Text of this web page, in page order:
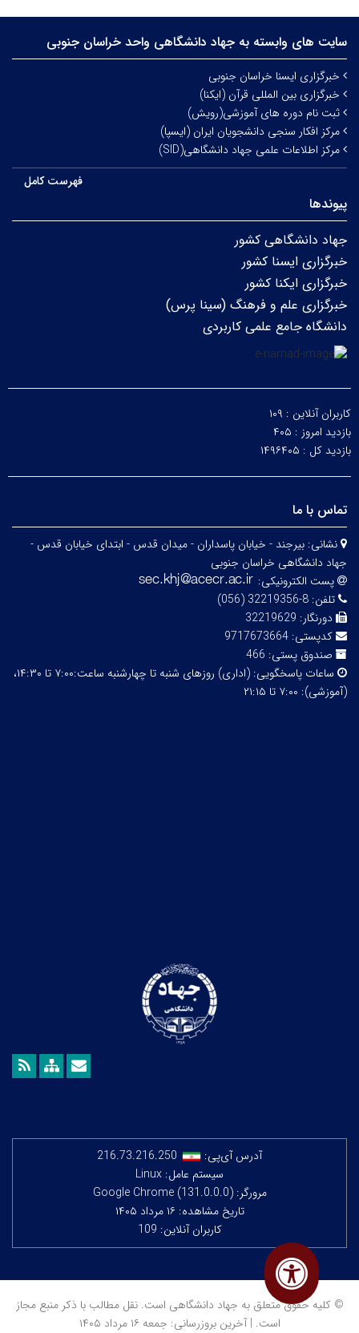
سایت های وابسته به جهاد دانشگاهی واحد خراسان جنوبی
خبرگزاری ایسنا خراسان جنوبی
خبرگزاری بین المللی قرآن (ایکنا)
ثبت نام دوره های آموزشی(رویش)
مرکز افکار سنجی دانشجویان ایران (ایسپا)
مرکز اطلاعات علمی جهاد دانشگاهی(SID)
فهرست کامل
پیوندها
جهاد دانشگاهی کشور
خبرگزاری ایسنا کشور
خبرگزاری ایکنا کشور
خبرگزاری علم و فرهنگ (سینا پرس)
دانشگاه جامع علمی کاربردی
کاربران آنلاین : ۱۰۹
بازدید امروز : ۴۰۵
بازدید کل : ۱۴۹۶۴۰۵
تماس با ما
نشانی: بیرجند - خیابان پاسداران - میدان قدس - ابتدای خیابان قدس -
جهاد دانشگاهی خراسان جنوبی
پست الکترونیکی:
تلفن: 8-32219356 (056)
دورنگار: 32219629
کدپستی: 9717673664
صندوق پستی: 466
ساعات پاسخگویی:
(اداری) روزهای شنبه تا چهارشنبه ساعت:۷:۰۰ تا ۱۴:۳۰،
(آموزشی): ۷:۰۰ تا ۲۱:۱۵
آدرس آی‌پی:
216.73.216.250
سیستم عامل: Linux
مرورگر: Google Chrome (131.0.0.0)
تاریخ مشاهده: ۱۶ مرداد ۱۴۰۵
کاربران آنلاین: 109
© کلیه حقوق متعلق به جهاد دانشگاهی است. نقل مطالب با ذکر منبع مجاز
است. | آخرین بروزرسانی: جمعه ۱۶ مرداد ۱۴۰۵